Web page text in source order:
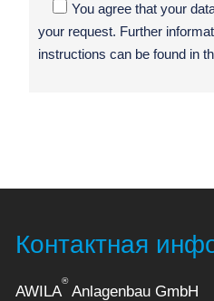
You agree that your
your request. Further
instructions can be found in
Контактная
AWILA
®
Anlagenbau GmbH